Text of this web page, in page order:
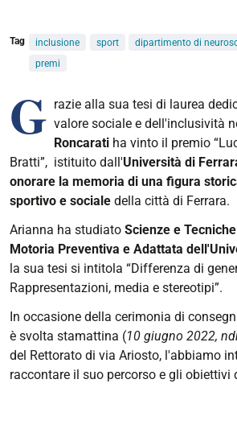
Tag inclusione sport
dipartimento di
premi
G razie alla sua tesi di laurea
valore sociale e dell'inclusività
Roncarati ha vinto il premio
Bratti”, istituito dall'Università di
onorare la memoria di una figura
sportivo e sociale della città di Ferrara.
Arianna ha studiato Scienze e
Motoria Preventiva e Adattata
la sua tesi si intitola “Differenza di
Rappresentazioni, media e stereotipi”.
In occasione della cerimonia di
è svolta stamattina (10 giugno 2022,
del Rettorato di via Ariosto, l'abbiamo
raccontare il suo percorso e gli obiettivi